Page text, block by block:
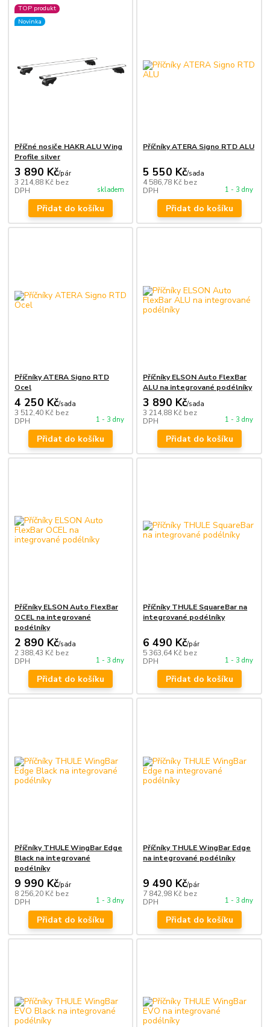
TOP produkt
Novinka
Příčné nosiče HAKR ALU Wing
Profile silver
3 890 Kč/pár
3 214,88 Kč bez
DPH
skladem
Přidat do košíku
Příčníky ATERA Signo RTD ALU
5 550 Kč/sada
4 586,78 Kč bez
DPH
1 - 3 dny
Přidat do košíku
Příčníky ATERA Signo RTD
Ocel
4 250 Kč/sada
3 512,40 Kč bez
DPH
1 - 3 dny
Přidat do košíku
Příčníky ELSON Auto FlexBar
ALU na integrované podélníky
3 890 Kč/sada
3 214,88 Kč bez
DPH
1 - 3 dny
Přidat do košíku
Příčníky ELSON Auto FlexBar
OCEL na integrované
podélníky
2 890 Kč/sada
2 388,43 Kč bez
DPH
1 - 3 dny
Přidat do košíku
Příčníky THULE SquareBar na
integrované podélníky
6 490 Kč/pár
5 363,64 Kč bez
DPH
1 - 3 dny
Přidat do košíku
Příčníky THULE WingBar Edge
Black na integrované
podélníky
9 990 Kč/pár
8 256,20 Kč bez
DPH
1 - 3 dny
Přidat do košíku
Příčníky THULE WingBar Edge
na integrované podélníky
9 490 Kč/pár
7 842,98 Kč bez
DPH
1 - 3 dny
Přidat do košíku